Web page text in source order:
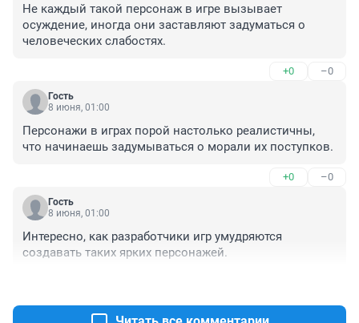
Не каждый такой персонаж в игре вызывает
осуждение, иногда они заставляют задуматься о
человеческих слабостях.
+0 –0
Гость
8 июня, 01:00
Персонажи в играх порой настолько реалистичны,
что начинаешь задумываться о морали их поступков.
+0 –0
Гость
8 июня, 01:00
Интересно, как разработчики игр умудряются
создавать таких ярких персонажей.